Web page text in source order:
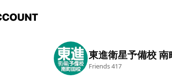
東進衛星予備校 南
Friends417